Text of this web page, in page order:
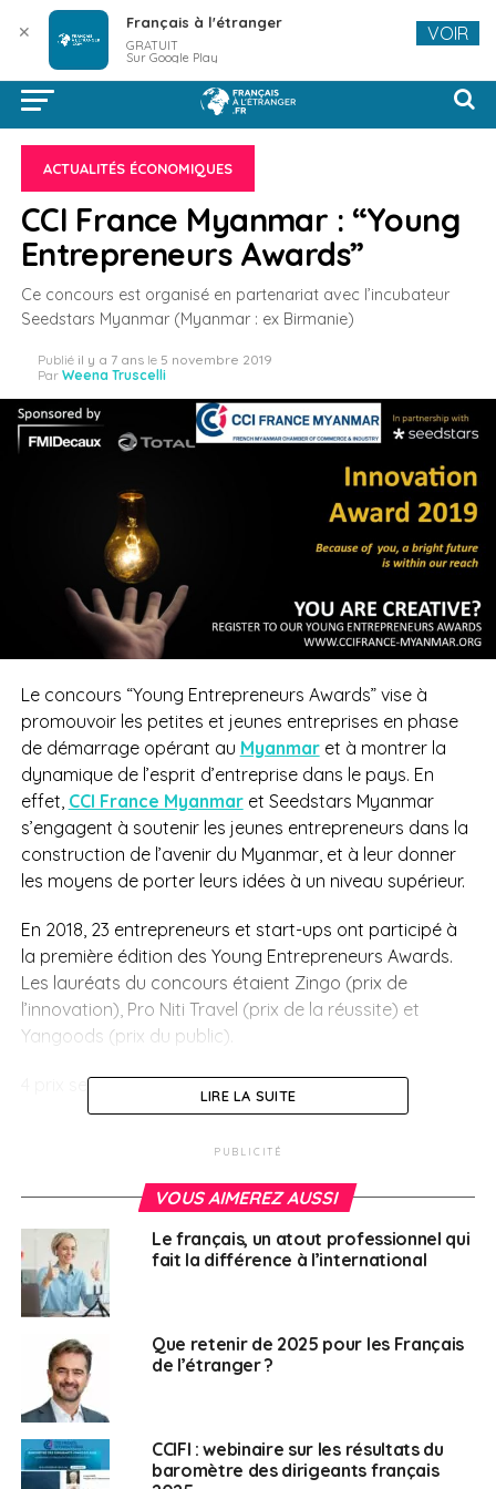
ACTUALITÉS ÉCONOMIQUES
CCI France Myanmar : “Young
Entrepreneurs Awards”
Ce concours est organisé en partenariat avec l’incubateur
Seedstars Myanmar (Myanmar : ex Birmanie)
Publié il y a 7 ans le 5 novembre 2019
Par Weena Truscelli
Le concours “Young Entrepreneurs Awards” vise à
promouvoir les petites et jeunes entreprises en phase
de démarrage opérant au Myanmaret à montrer la
dynamique de l’esprit d’entreprise dans le pays. En
effet, CCI France Myanmaret Seedstars Myanmar
s’engagent à soutenir les jeunes entrepreneurs dans la
construction de l’avenir du Myanmar, et à leur donner
les moyens de porter leurs idées à un niveau supérieur.
En 2018, 23 entrepreneurs et start-ups ont participé à
la première édition des Young Entrepreneurs Awards.
Les lauréats du concours étaient Zingo (prix de
l’innovation), Pro Niti Travel (prix de la réussite) et
Yangoods (prix du public).
4 prix seront remis cette année :
Prix de la réussite
Prix du public
Le dernier sera sélectionné par les électeurs
directement sur Facebook.
Les trois premiers seront choisis par un jury de
professionnels présidé par Daw Win Win Win Tint, CEO
de City Holdings, et co-présidé par U Serge Pun,
Président de Yoma Group.
Pour candidater, les participants doivent compléter le
LIRE LA SUITE
PUBLICITÉ
VOUS AIMEREZ AUSSI
Le français, un atout professionnel qui
fait la différence à l’international
Que retenir de 2025 pour les Français
de l’étranger ?
CCIFI : webinaire sur les résultats du
baromètre des dirigeants français
✕ Français à l'étranger
GRATUIT
Sur Google Play
VOIR